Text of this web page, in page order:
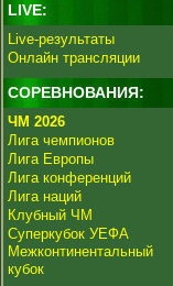
LIVE:
Live-результаты
Онлайн трансляции
СОРЕВНОВАНИЯ:
ЧМ 2026
Лига чемпионов
Лига Европы
Лига конференций
Лига наций
Клубный ЧМ
Суперкубок УЕФА
Межконтинентальный
кубок